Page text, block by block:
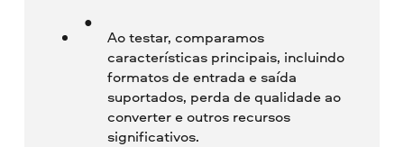
Ao testar, comparamos
características principais, incluindo
formatos de entrada e saída
suportados, perda de qualidade ao
converter e outros recursos
significativos.